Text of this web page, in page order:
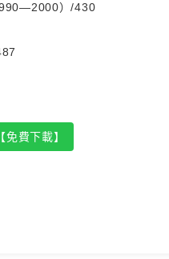
）/430
免費下載】